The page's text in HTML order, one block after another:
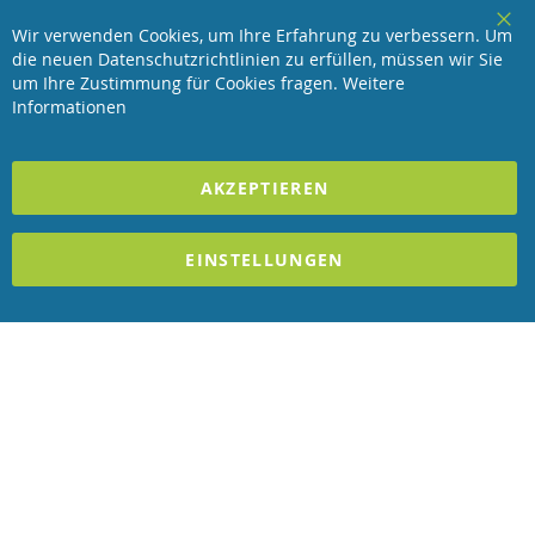
Revisage GmbH
Wir verwenden Cookies, um Ihre Erfahrung zu verbessern. Um
die neuen Datenschutzrichtlinien zu erfüllen, müssen wir Sie
um Ihre Zustimmung für Cookies fragen. Weitere
Informationen
AKZEPTIEREN
EINSTELLUNGEN